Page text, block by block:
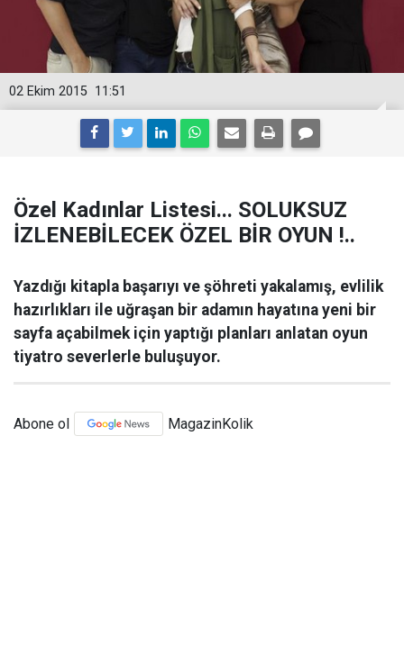
11:51
02 Ekim 2015
Özel Kadınlar Listesi... SOLUKSUZ
İZLENEBİLECEK ÖZEL BİR OYUN !..
Yazdığı kitapla başarıyı ve şöhreti yakalamış, evlilik
hazırlıkları ile uğraşan bir adamın hayatına yeni bir
sayfa açabilmek için yaptığı planları anlatan oyun
tiyatro severlerle buluşuyor.
Abone ol MagazinKolik